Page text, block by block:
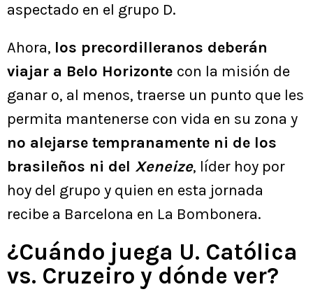
aspectado en el grupo D.
Ahora, los precordilleranos deberán
viajar a Belo Horizonte con la misión de
ganar o, al menos, traerse un punto que les
permita mantenerse con vida en su zona y
no alejarse tempranamente ni de los
brasileños ni del Xeneize, líder hoy por
hoy del grupo y quien en esta jornada
recibe a Barcelona en La Bombonera.
¿Cuándo juega U. Católica
vs. Cruzeiro y dónde ver?